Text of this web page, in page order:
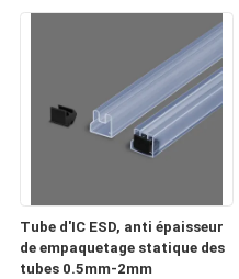
Tube d'IC ESD, anti épaisseur
de empaquetage statique des
tubes 0.5mm-2mm